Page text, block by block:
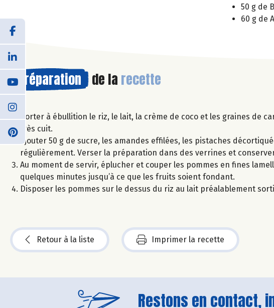
50 g de
60 g de
Préparation de la recette
Porter à ébullition le riz, le lait, la crème de coco et les graines de
très cuit.
Ajouter 50 g de sucre, les amandes effilées, les pistaches
régulièrement. Verser la préparation dans des verrines et
Au moment de servir, éplucher et couper les pommes en fines
quelques minutes jusqu’à ce que les fruits soient fondant.
Disposer les pommes sur le dessus du riz au lait préalablement
Retour à la liste Imprimer la recette
Restons en contact,